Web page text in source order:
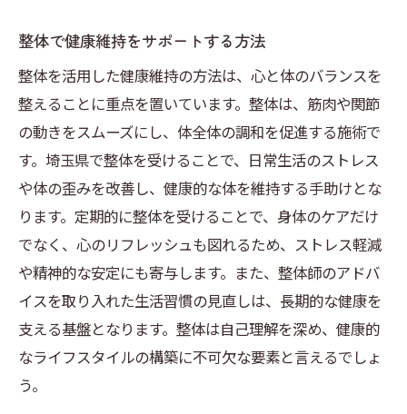
整体で健康維持をサポートする方法
整体を活用した健康維持の方法は、心と体のバランスを
整えることに重点を置いています。整体は、筋肉や関節
の動きをスムーズにし、体全体の調和を促進する施術で
す。埼玉県で整体を受けることで、日常生活のストレス
や体の歪みを改善し、健康的な体を維持する手助けとな
ります。定期的に整体を受けることで、身体のケアだけ
でなく、心のリフレッシュも図れるため、ストレス軽減
や精神的な安定にも寄与します。また、整体師のアドバ
イスを取り入れた生活習慣の見直しは、長期的な健康を
支える基盤となります。整体は自己理解を深め、健康的
なライフスタイルの構築に不可欠な要素と言えるでしょ
う。